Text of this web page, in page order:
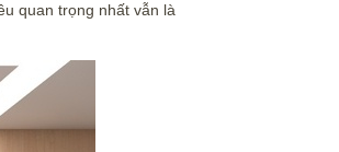
quan trọng nhất vẫn là